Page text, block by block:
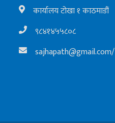
कार्यालय टोखा १ काठमाडौं
९८४१४५५८०८
sajhapath@gmail.com/